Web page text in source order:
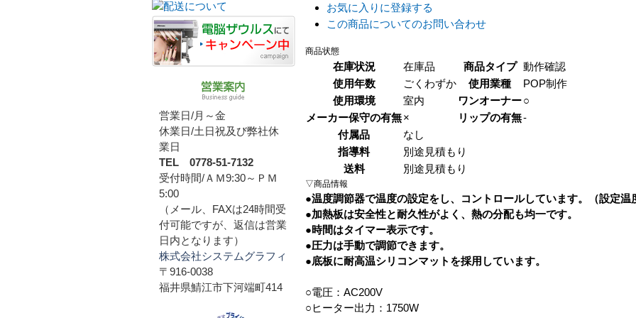
お気に入りに登録する
この商品についてのお問い合わせ
商品状態
在庫状況 在庫品 商品タイプ 動作確認
使用年数
ごくわずか 使用業種
POP制作
使用環境
室内 ワンオーナー○
メーカー保守の有無× リップの有無-
付属品
なし
指導料
別途見積もり
送料
別途見積もり
▽商品情報
●温度調節器で温度の設定をし、コントロールしています。（設定
●加熱板は安全性と耐久性がよく、熱の分配も均一です。
●時間はタイマー表示です。
●圧力は手動で調節できます。
●底板に耐高温シリコンマットを採用しています。
○電圧：AC200V
○ヒーター出力：1750W
営業日/月～金
休業日/土日祝及び弊社休
業日
TEL 0778-51-7132
受付時間/ＡＭ9:30～ＰＭ
5:00
（メール、FAXは24時間受
付可能ですが、返信は営業
日内となります）
株式会社システムグラフィ
〒916-0038
福井県鯖江市下河端町414